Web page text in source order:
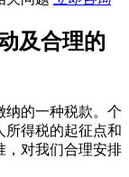
及合理的
纳的一种税款。个
所得税的起征点和
，对我们合理安排